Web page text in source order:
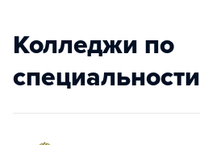
Колледжи по
специальности